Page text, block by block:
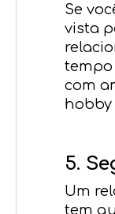
Se
vista
tempo
com
hobby
5.
Um
tem